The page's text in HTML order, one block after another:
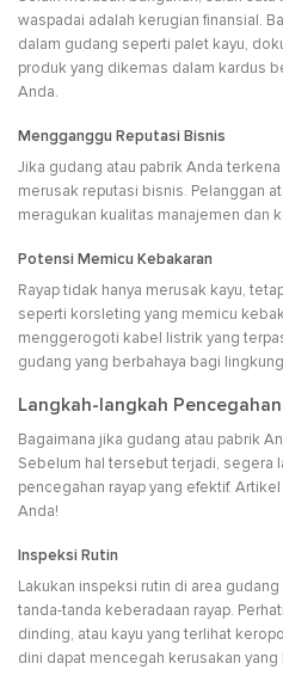
waspadai adalah kerugian finansial.
dalam gudang seperti palet kayu,
produk yang dikemas dalam kardus
Anda.
Mengganggu Reputasi Bisnis
Jika gudang atau pabrik Anda
merusak reputasi bisnis. Pelanggan
meragukan kualitas manajemen dan
Potensi Memicu Kebakaran
Rayap tidak hanya merusak kayu,
seperti korsleting yang memicu
menggerogoti kabel listrik yang
gudang yang berbahaya bagi
Langkah-langkah
Bagaimana jika gudang atau pabrik
Sebelum hal tersebut terjadi, segera
pencegahan rayap yang efektif.
Anda!
Inspeksi Rutin
Lakukan inspeksi rutin di area
tanda-tanda keberadaan rayap.
dinding, atau kayu yang terlihat
dini dapat mencegah kerusakan yang